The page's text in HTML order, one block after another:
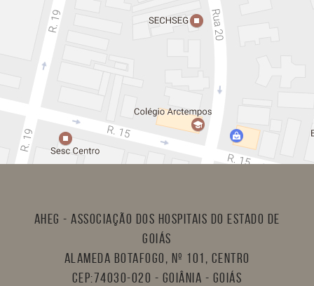
AHEG - Associação dos Hospitais do Estado de
Goiás
Alameda Botafogo, nº 101, Centro
CEP:74030-020 - Goiânia - Goiás